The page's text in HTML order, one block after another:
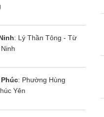
: Lý Thần Tông - Từ
: Phường Hùng
Yên